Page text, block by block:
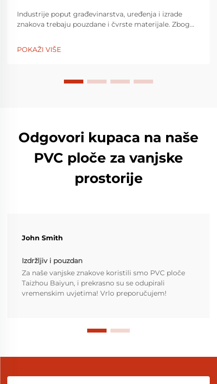
Industrije poput građevinarstva, uređenja i izrade
znakova trebaju pouzdane i čvrste materijale. Zbog
materijal. LuckyBond PVC pločka je izgradila
POKAŽI VIŠE
Odgovori kupaca na naše
PVC ploče za vanjske
prostorije
John Smith
Izdržljiv i pouzdan
Za naše vanjske znakove koristili smo PVC ploče
Taizhou Baiyun, i prekrasno su se odupirali
vremenskim uvjetima! Vrlo preporučujem!